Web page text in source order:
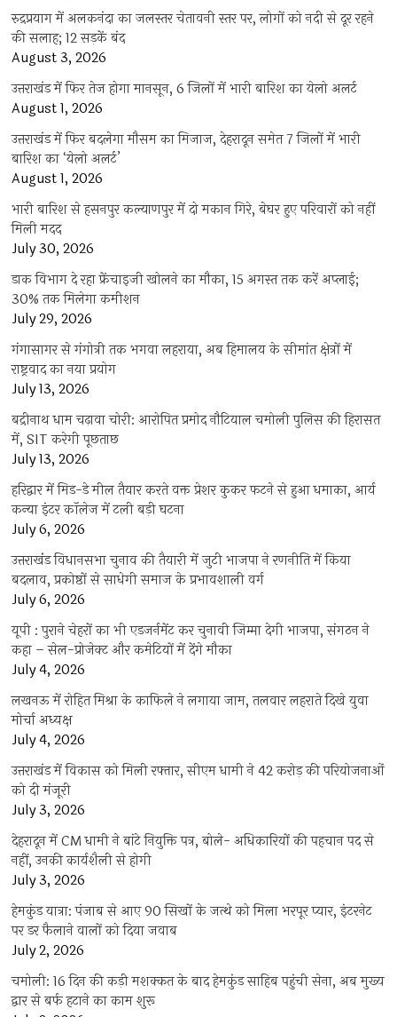
रुद्रप्रयाग में अलकनंदा का जलस्तर चेतावनी स्तर पर, लोगों को नदी से दूर रहने
की सलाह; 12 सड़कें बंद
August 3, 2026
उत्तराखंड में फिर तेज होगा मानसून, 6 जिलों में भारी बारिश का येलो अलर्ट
August 1, 2026
उत्तराखंड में फिर बदलेगा मौसम का मिजाज, देहरादून समेत 7 जिलों में भारी
बारिश का ‘येलो अलर्ट’
August 1, 2026
भारी बारिश से हसनपुर कल्याणपुर में दो मकान गिरे, बेघर हुए परिवारों को नहीं
मिली मदद
July 30, 2026
डाक विभाग दे रहा फ्रेंचाइजी खोलने का मौका, 15 अगस्त तक करें अप्लाई;
30% तक मिलेगा कमीशन
July 29, 2026
गंगासागर से गंगोत्री तक भगवा लहराया, अब हिमालय के सीमांत क्षेत्रों में
राष्ट्रवाद का नया प्रयोग
July 13, 2026
बद्रीनाथ धाम चढ़ावा चोरी: आरोपित प्रमोद नौटियाल चमोली पुलिस की हिरासत
में, SIT करेगी पूछताछ
July 13, 2026
हरिद्वार में मिड-डे मील तैयार करते वक्त प्रेशर कुकर फटने से हुआ धमाका, आर्य
कन्या इंटर कॉलेज में टली बड़ी घटना
July 6, 2026
उत्तराखंंड विधानसभा चुनाव की तैयारी में जुटी भाजपा ने रणनीति में किया
बदलाव, प्रकोष्ठों से साधेगी समाज के प्रभावशाली वर्ग
July 6, 2026
यूपी : पुराने चेहरों का भी एडजर्नमेंट कर चुनावी जिम्मा देगी भाजपा, संगठन ने
कहा – सेल-प्रोजेक्ट और कमेटियों में देंगे मौका
July 4, 2026
लखनऊ में रोहित मिश्रा के काफिले ने लगाया जाम, तलवार लहराते दिखे युवा
मोर्चा अध्यक्ष
July 4, 2026
उत्तराखंड में विकास को मिली रफ्तार, सीएम धामी ने 42 करोड़ की परियोजनाओं
को दी मंजूरी
July 3, 2026
देहरादून में CM धामी ने बांटे नियुक्ति पत्र, बोले- अधिकारियों की पहचान पद से
नहीं, उनकी कार्यशैली से होगी
July 3, 2026
हेमकुंड यात्रा: पंजाब से आए 90 सिखों के जत्थे को मिला भरपूर प्यार, इंटरनेट
पर डर फैलाने वालों को दिया जवाब
July 2, 2026
चमोली: 16 दिन की कड़ी मशक्कत के बाद हेमकुंड साहिब पहुंची सेना, अब मुख्य
द्वार से बर्फ हटाने का काम शुरू